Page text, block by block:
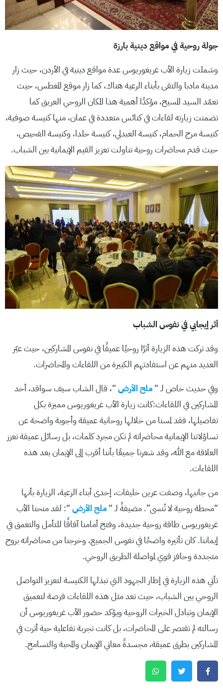
جولة روحية في مواقع دينية بارزة
وشملت زيارة الأب غريغوريوس عدة مواقع دينية في الأردن، حيث زار
مدينة مادبا والتقى بأبناء الرعية هناك، كما زار موقع المغطس، حيث
تعمّد السيد المسيح، مؤكدًا أهمية هذا المكان الروحي العريق كما
تضمنت زيارته لقاءات في كنائس متعددة في عمان، منها كنيسة صوفية،
كنيسة مرج الحمام، كنيسة العبدلي، كنيسة خلدا، وكنيسة الفحيص،
حيث قدم محاضرات روحية تناولت تعزيز القيم الإيمانية بين الشباب.
أثر إيجابي في نفوس الشباب
وقد تركت هذه الزيارة أثرًا روحيًا عميقًا في نفوس المشاركين، حيث عبّر
العديد منهم عن استفادتهم الكبيرة من اللقاءات والمحاضرات.
وفي حديث خاص لـ “ملح الأرض “، قال الشاب سيف سواقد، أحد
المشاركين في اللقاءات:كانت زيارة الأب غريغوريوس مميزة بكل
تفاصيلها، فقد لمسنا من خلالها روحانية عميقة وأجوبة واضحة عن
تساؤلاتنا الإيمانية محاضراته لم تكن مجرد كلمات، بل رسائل عميقة تعزز
العلاقة مع الله، وقد شعرنا جميعًا بأننا أقرب إلى الإيمان بعد هذه
اللقاءات.
من جانبها، وصفت عرين خليفات، إحدى أبناء الرعية، الزيارة بأنها
“محطة روحية لا تُنسى”. مضيفةً لـ “ملح الأرض “: لقد منحنا الأب
غريغوريوس طاقة روحية جديدة، وفتح أمامنا آفاقًا للتأمل والتعمق في
إيماننا. كان تأثيره واضحًا في نفوس الجميع، وخرجنا من محاضراته بروح
متجددة وحافز قوي لمواصلة الطريق الروحي.
تأتي هذه الزيارة في إطار الجهود التي تبذلها الكنيسة لتعزيز التواصل
الروحي بين الشباب، حيث تعد مثل هذه اللقاءات فرصة لتعميق
الإيمان وتبادل الخبرات الروحية ويؤكد حضور الأب غريغوريوس أن
رسالته لم تقتصر على المحاضرات، بل كانت تجربة تفاعلية حية أثرت في
المشاركين بطرق عميقة، مجسدةً معاني الإيمان والمحبة والتسامح.